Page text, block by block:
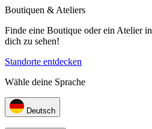
Boutiquen & Ateliers
Finde eine Boutique oder ein Atelier
dich zu sehen!
Standorte entdecken
Wähle deine Sprache
Deutsch